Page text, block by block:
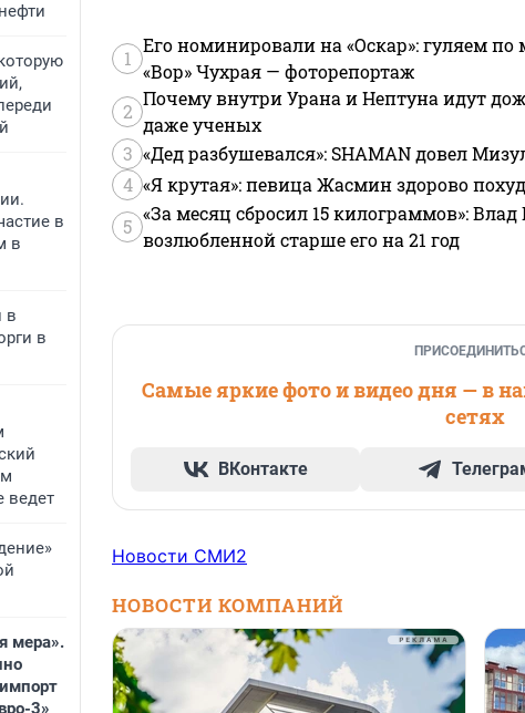
в
в
в
в
ведет
мера».
3»
1
Его номинировали на «Оскар»: гуляем
«Вор» Чухрая — фоторепортаж
2
Почему внутри Урана и Нептуна идут
даже ученых
3 «Дед разбушевался»: SHAMAN довел
4 «Я крутая»: певица Жасмин здорово
5
«За месяц сбросил 15 килограммов»:
возлюбленной старше его на 21 год
Самые яркие фото и видео дня — в
сетях
ВКонтакте
Новости СМИ2
НОВОСТИ КОМПАНИЙ